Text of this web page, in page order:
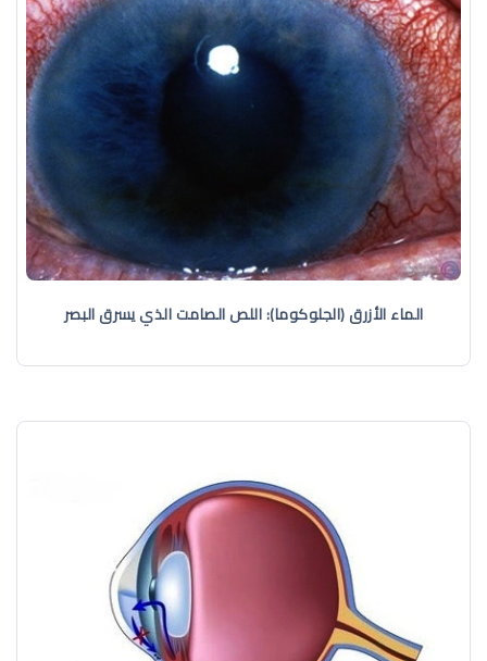
الماء الأزرق (الجلوكوما): اللص الصامت الذي يسرق البصر